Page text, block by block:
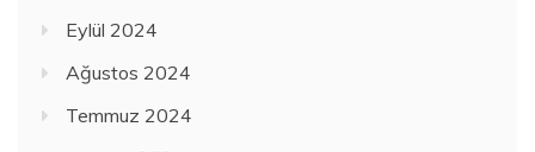
Eylül 2024
Ağustos 2024
Temmuz 2024